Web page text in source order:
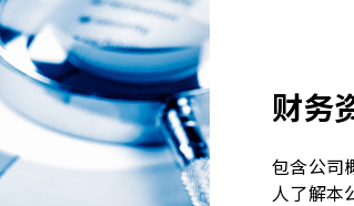
财务
包含公司
人了解本